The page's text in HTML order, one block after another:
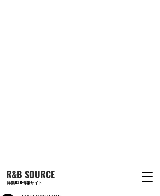
R&B SOURCE
洋楽R&B情報サイト